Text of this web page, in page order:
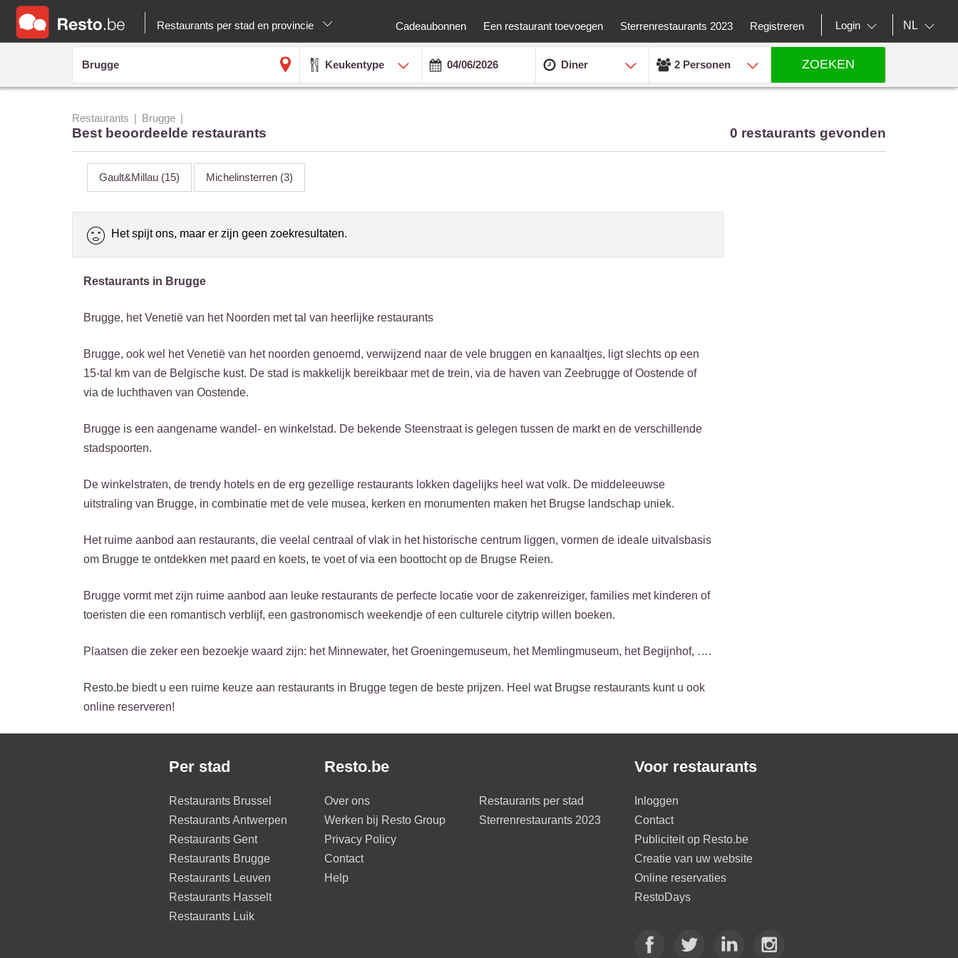
Restaurants per stad en provincie Cadeaubonnen Een restaurant toevoegen Sterrenrestaurants 2023 Registreren Login NL
Keukentype Diner 2 Personen ZOEKEN
Restaurants Brugge
Best beoordeelde restaurants 0 restaurants gevonden
Gault&Millau (15) Michelinsterren (3)
Het spijt ons, maar er zijn geen zoekresultaten.
Restaurants in Brugge
Brugge, het Venetië van het Noorden met tal van heerlijke restaurants
Brugge, ook wel het Venetië van het noorden genoemd, verwijzend naar de vele bruggen en kanaaltjes, ligt slechts op een
15-tal km van de Belgische kust. De stad is makkelijk bereikbaar met de trein, via de haven van Zeebrugge of Oostende of
via de luchthaven van Oostende.
Brugge is een aangename wandel- en winkelstad. De bekende Steenstraat is gelegen tussen de markt en de verschillende
stadspoorten.
De winkelstraten, de trendy hotels en de erg gezellige restaurants lokken dagelijks heel wat volk. De middeleeuwse
uitstraling van Brugge, in combinatie met de vele musea, kerken en monumenten maken het Brugse landschap uniek.
Het ruime aanbod aan restaurants, die veelal centraal of vlak in het historische centrum liggen, vormen de ideale uitvalsbasis
om Brugge te ontdekken met paard en koets, te voet of via een boottocht op de Brugse Reien.
Brugge vormt met zijn ruime aanbod aan leuke restaurants de perfecte locatie voor de zakenreiziger, families met kinderen of
toeristen die een romantisch verblijf, een gastronomisch weekendje of een culturele citytrip willen boeken.
Plaatsen die zeker een bezoekje waard zijn: het Minnewater, het Groeningemuseum, het Memlingmuseum, het Begijnhof, ….
Resto.be biedt u een ruime keuze aan restaurants in Brugge tegen de beste prijzen. Heel wat Brugse restaurants kunt u ook
online reserveren!
Per stad
Restaurants Brussel
Restaurants Antwerpen
Restaurants Gent
Restaurants Brugge
Restaurants Leuven
Restaurants Hasselt
Restaurants Luik
Resto.be
Over ons
Werken bij Resto Group
Privacy Policy
Contact
Help
Restaurants per stad
Sterrenrestaurants 2023
Voor restaurants
Inloggen
Contact
Publiciteit op Resto.be
Creatie van uw website
Online reservaties
RestoDays